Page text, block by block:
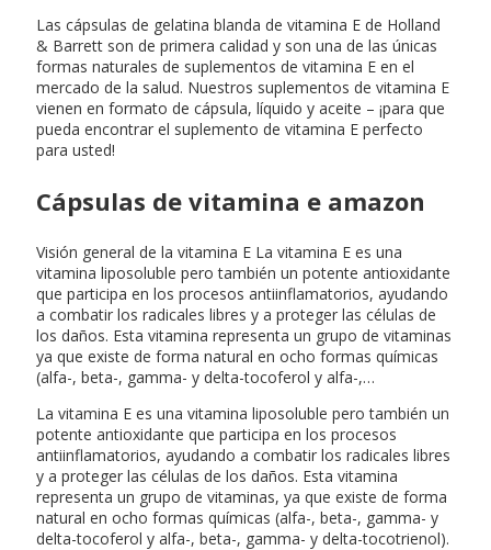
Las cápsulas de gelatina blanda de vitamina E de Holland
& Barrett son de primera calidad y son una de las únicas
formas naturales de suplementos de vitamina E en el
mercado de la salud. Nuestros suplementos de vitamina E
vienen en formato de cápsula, líquido y aceite – ¡para que
pueda encontrar el suplemento de vitamina E perfecto
para usted!
Cápsulas de vitamina e amazon
Visión general de la vitamina E La vitamina E es una
vitamina liposoluble pero también un potente antioxidante
que participa en los procesos antiinflamatorios, ayudando
a combatir los radicales libres y a proteger las células de
los daños. Esta vitamina representa un grupo de vitaminas
ya que existe de forma natural en ocho formas químicas
(alfa-, beta-, gamma- y delta-tocoferol y alfa-,…
La vitamina E es una vitamina liposoluble pero también un
potente antioxidante que participa en los procesos
antiinflamatorios, ayudando a combatir los radicales libres
y a proteger las células de los daños. Esta vitamina
representa un grupo de vitaminas, ya que existe de forma
natural en ocho formas químicas (alfa-, beta-, gamma- y
delta-tocoferol y alfa-, beta-, gamma- y delta-tocotrienol).